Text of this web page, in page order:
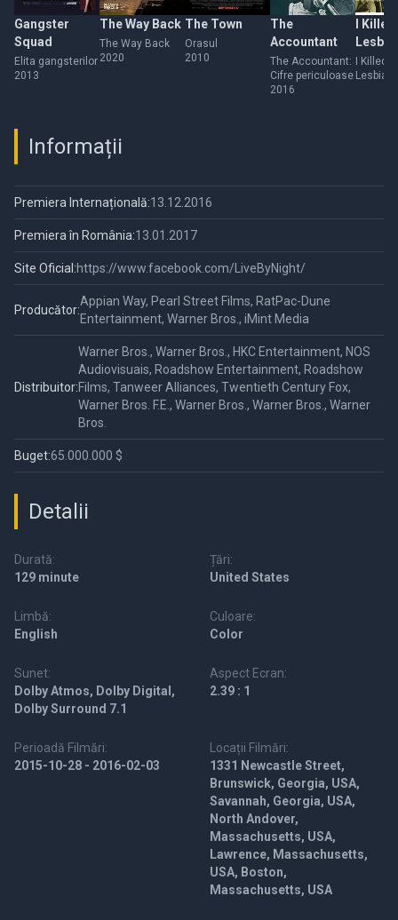
Gangster
Squad
Elita gangsterilor
2013
The Way Back
The Way Back
2020
The Town
Orasul
2010
The
Accountant
The Accountant:
Cifre periculoase
2016
I
Hung
I Killed
Lesbian
Informații
Premiera Internațională:13.12.2016
Premiera în România:13.01.2017
Site Oficial:https://www.facebook.com/LiveByNight/
Producător:
Appian Way, Pearl Street Films, RatPac-Dune
Entertainment, Warner Bros., iMint Media
Distribuitor:
Warner Bros., Warner Bros., HKC Entertainment, NOS
Audiovisuais, Roadshow Entertainment, Roadshow
Films, Tanweer Alliances, Twentieth Century Fox,
Warner Bros. F.E., Warner Bros., Warner Bros., Warner
Bros.
Buget:65.000.000 $
Detalii
Durată:
129 minute
Țări:
United States
Limbă:
English
Culoare:
Color
Sunet:
Dolby Atmos, Dolby Digital,
Dolby Surround 7.1
Aspect Ecran:
2.39 : 1
Perioadă Filmări:
2015-10-28 - 2016-02-03
Locații Filmări:
1331 Newcastle Street,
Brunswick, Georgia, USA,
Savannah, Georgia, USA,
North Andover,
Massachusetts, USA,
Lawrence, Massachusetts,
USA, Boston,
Massachusetts, USA